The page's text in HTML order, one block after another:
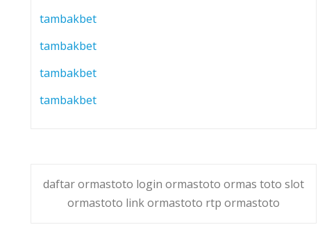
tambakbet
tambakbet
tambakbet
tambakbet
daftar ormastoto login ormastoto ormas toto slot
ormastoto link ormastoto rtp ormastoto